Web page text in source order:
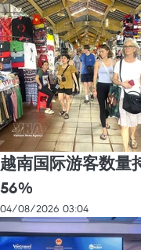
越南国际游客数量
56%
04/08/2026 03:04